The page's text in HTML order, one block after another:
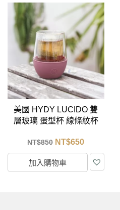
日本 ADERIA 津輕 手工
玻璃杯 水杯 (櫻花) 280ml
NT$750 NT$675
加入購物車